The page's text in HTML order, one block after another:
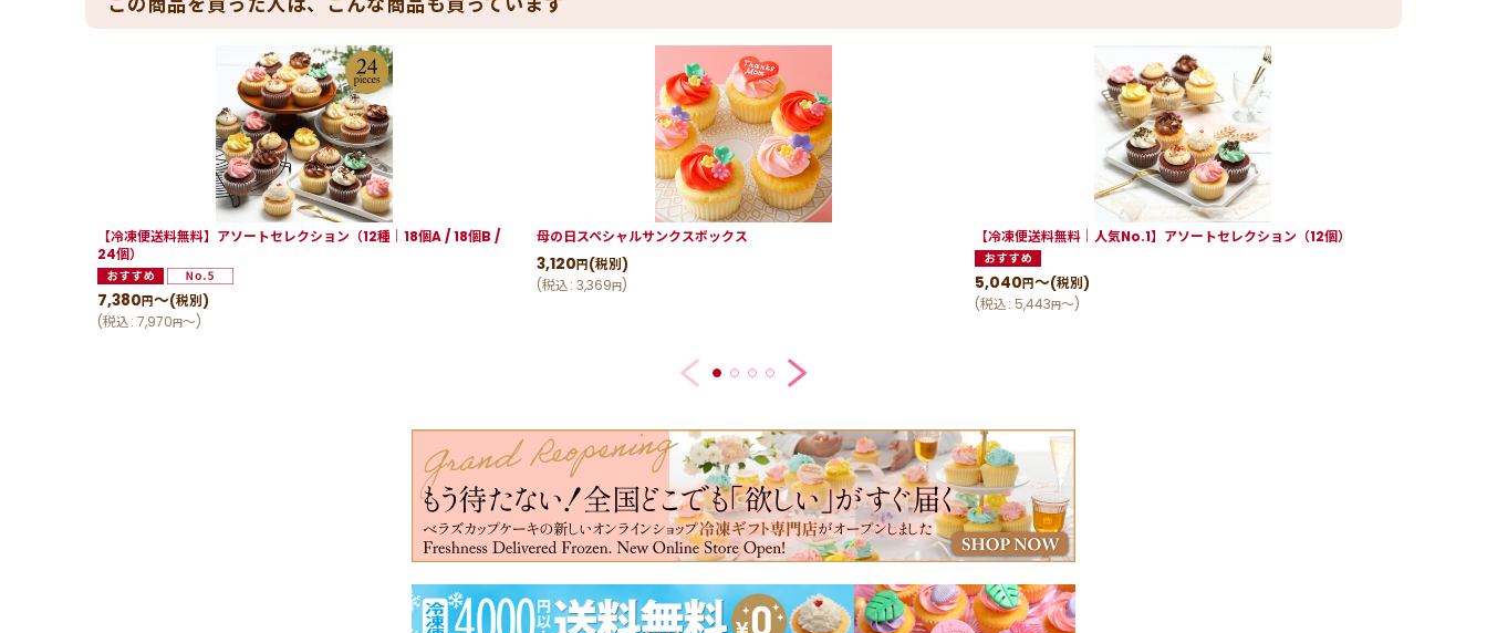
【冷凍便送料無料】アソートセレクション（12種｜18個A / 18個B /
24個）
7,380 円～(税別)
(税込: 7,970円～)
母の日スペシャルサンクスボックス
3,120 円(税別)
(税込: 3,369円)
【冷凍便送料無料｜人気No.1】アソートセレクション（12個）
5,040円～(税別)
(税込: 5,443円～)